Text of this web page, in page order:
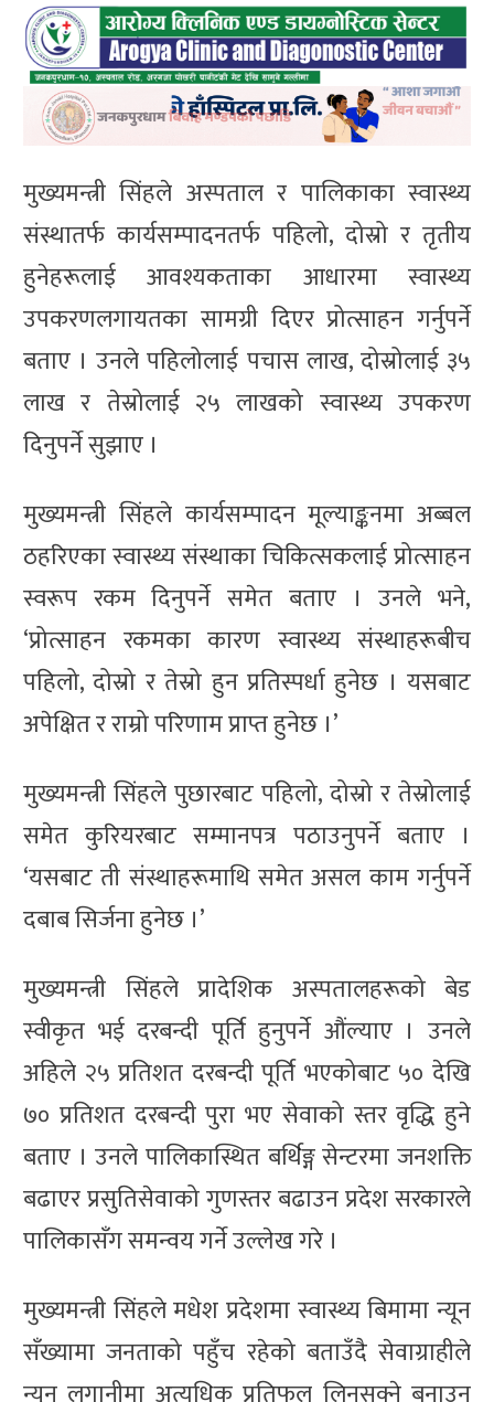
मुख्यमन्त्री सिंहले अस्पताल र पालिकाका स्वास्थ्य
संस्थातर्फ कार्यसम्पादनतर्फ पहिलो, दोस्रो र तृतीय
हुनेहरूलाई आवश्यकताका आधारमा स्वास्थ्य
उपकरणलगायतका सामग्री दिएर प्रोत्साहन गर्नुपर्ने
बताए । उनले पहिलोलाई पचास लाख, दोस्रोलाई ३५
लाख र तेस्रोलाई २५ लाखको स्वास्थ्य उपकरण
दिनुपर्ने सुझाए ।
मुख्यमन्त्री सिंहले कार्यसम्पादन मूल्याङ्कनमा अब्बल
ठहरिएका स्वास्थ्य संस्थाका चिकित्सकलाई प्रोत्साहन
स्वरूप रकम दिनुपर्ने समेत बताए । उनले भने,
‘प्रोत्साहन रकमका कारण स्वास्थ्य संस्थाहरूबीच
पहिलो, दोस्रो र तेस्रो हुन प्रतिस्पर्धा हुनेछ । यसबाट
अपेक्षित र राम्रो परिणाम प्राप्त हुनेछ ।’
मुख्यमन्त्री सिंहले पुछारबाट पहिलो, दोस्रो र तेस्रोलाई
समेत कुरियरबाट सम्मानपत्र पठाउनुपर्ने बताए ।
‘यसबाट ती संस्थाहरूमाथि समेत असल काम गर्नुपर्ने
दबाब सिर्जना हुनेछ ।’
मुख्यमन्त्री सिंहले प्रादेशिक अस्पतालहरूको बेड
स्वीकृत भई दरबन्दी पूर्ति हुनुपर्ने औंल्याए । उनले
अहिले २५ प्रतिशत दरबन्दी पूर्ति भएकोबाट ५० देखि
७० प्रतिशत दरबन्दी पुरा भए सेवाको स्तर वृद्धि हुने
बताए । उनले पालिकास्थित बर्थिङ्ग सेन्टरमा जनशक्ति
बढाएर प्रसुतिसेवाको गुणस्तर बढाउन प्रदेश सरकारले
पालिकासँग समन्वय गर्ने उल्लेख गरे ।
मुख्यमन्त्री सिंहले मधेश प्रदेशमा स्वास्थ्य बिमामा न्यून
सँख्यामा जनताको पहुँच रहेको बताउँदै सेवाग्राहीले